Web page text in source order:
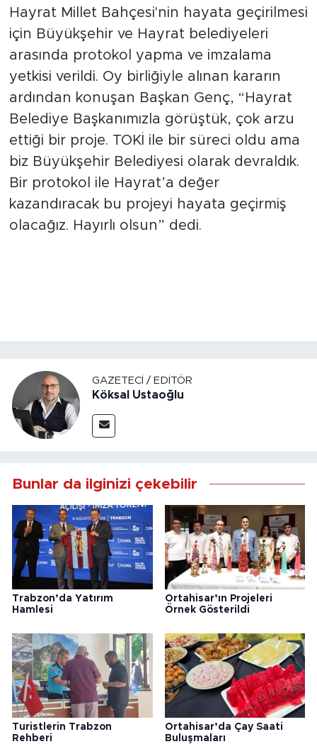
Hayrat Millet Bahçesi'nin hayata geçirilmesi
için Büyükşehir ve Hayrat belediyeleri
arasında protokol yapma ve imzalama
yetkisi verildi. Oy birliğiyle alınan kararın
ardından konuşan Başkan Genç, “Hayrat
Belediye Başkanımızla görüştük, çok arzu
ettiği bir proje. TOKİ ile bir süreci oldu ama
biz Büyükşehir Belediyesi olarak devraldık.
Bir protokol ile Hayrat’a değer
kazandıracak bu projeyi hayata geçirmiş
olacağız. Hayırlı olsun” dedi.
GAZETECI / EDITÖR
Köksal Ustaoğlu
Bunlar da ilginizi çekebilir
Trabzon’da Yatırım
Hamlesi
Ortahisar’ın Projeleri
Örnek Gösterildi
Turistlerin Trabzon
Rehberi
Ortahisar’da Çay Saati
Buluşmaları